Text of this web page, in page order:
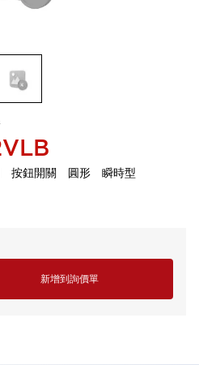
按鈕開關 圓形 瞬時型
新增到詢價單